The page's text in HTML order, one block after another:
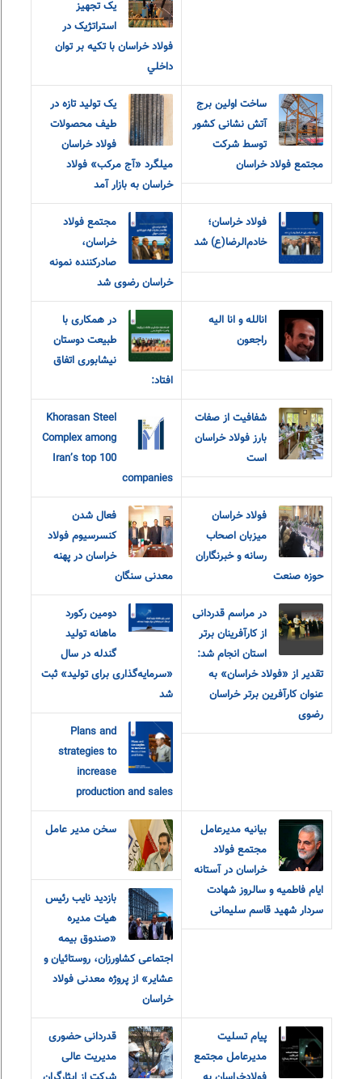
يک تجهيز
استراتژيک در
فولاد خراسان با تکيه بر توان
داخلي
ساخت اولین برج
آتش نشانی کشور
توسط شرکت
مجتمع فولاد خراسان
یک تولید تازه در
طیف محصولات
فولاد خراسان
میلگرد «آج مرکب» فولاد
خراسان به بازار آمد
فولاد خراسان؛
خادم‌الرضا(ع) شد
مجتمع فولاد
خراسان،
صادرکننده نمونه
خراسان رضوی شد
انالله و انا الیه
راجعون
در همکاری با
طبیعت دوستان
نیشابوری اتفاق
افتاد:
شفافیت از صفات
بارز فولاد خراسان
است
Khorasan Steel
Complex among
Iran’s top 100
companies
فولاد خراسان
میزبان اصحاب
رسانه و خبرنگاران
حوزه صنعت
فعال شدن
کنسرسیوم فولاد
خراسان در پهنه
معدنی سنگان
در مراسم قدردانی
از کارآفرینان برتر
استان انجام شد:
تقدیر از «فولاد خراسان» به
عنوان کارآفرین برتر خراسان
رضوی
دومین رکورد
ماهانه تولید
گندله در سال
«سرمایه‌گذاری برای تولید» ثبت
شد
Plans and
strategies to
increase
production and sales
بیانیه مدیرعامل
مجتمع فولاد
خراسان در آستانه
ایام فاطمیه و سالروز شهادت
سردار شهید قاسم سلیمانی
سخن مدیر عامل
بازدید نایب رئیس
هیات مدیره
«صندوق بیمه
اجتماعی کشاورزان، روستائیان و
عشایر» از پروژه معدنی فولاد
خراسان
پیام‌ ‌تسلیت
مدیرعامل مجتمع
قدردانی حضوری
مدیریت عالی